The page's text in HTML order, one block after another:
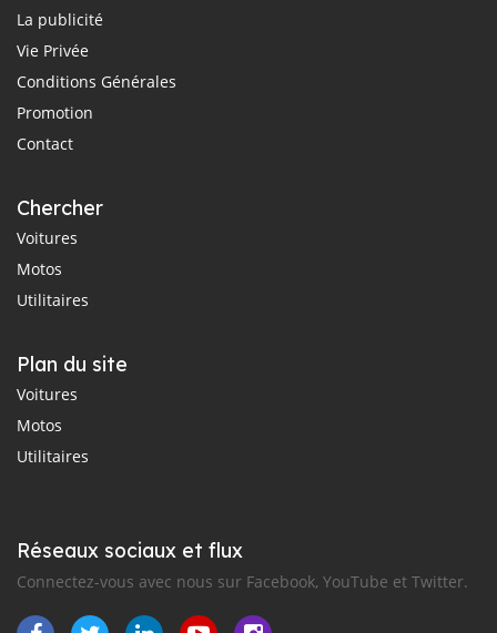
La publicité
Vie Privée
Conditions Générales
Promotion
Contact
Chercher
Voitures
Motos
Utilitaires
Plan du site
Voitures
Motos
Utilitaires
Réseaux sociaux et flux
Connectez-vous avec nous sur Facebook, YouTube et Twitter.